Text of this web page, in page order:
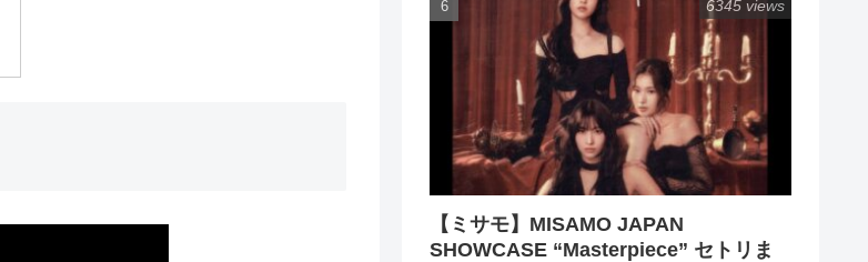
【ミサモ】MISAMO JAPAN
SHOWCASE “Masterpiece” セトリま
6345 views